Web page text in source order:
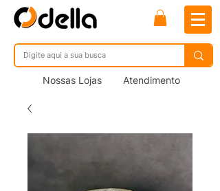
Nossas Lojas Atendimento